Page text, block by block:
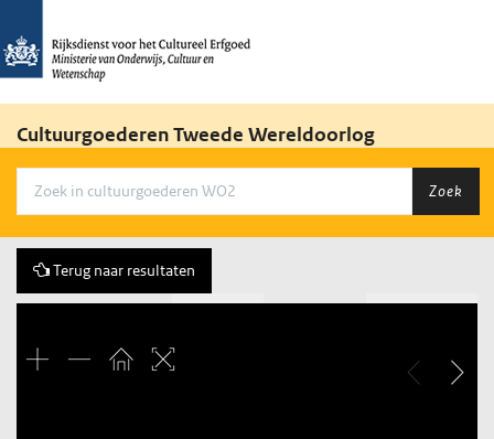
Cultuurgoederen Tweede Wereldoorlog
Zoek
Terug naar resultaten